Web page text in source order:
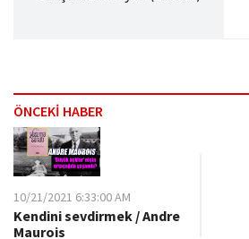
ÖNCEKİ HABER
10/21/2021 6:33:00 AM
Kendini sevdirmek / Andre
Maurois